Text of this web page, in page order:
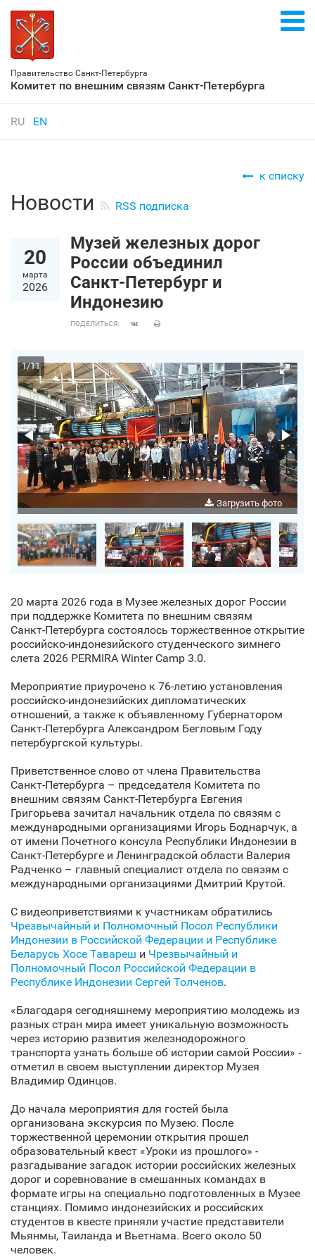
Правительство Санкт‑Петербурга
Комитет по внешним связям Санкт‑Петербурга
RU EN
к списку
Новости RSS подписка
20
марта
2026
Музей железных дорог
России объединил
Санкт‑Петербург и
Индонезию
ПОДЕЛИТЬСЯ:
Загрузить фото
1/11
20 марта 2026 года в Музее железных дорог России
при поддержке Комитета по внешним связям
Санкт‑Петербурга состоялось торжественное открытие
российско-индонезийского студенческого зимнего
слета 2026 PERMIRA Winter Camp 3.0.
Мероприятие приурочено к 76-летию установления
российско-индонезийских дипломатических
отношений, а также к объявленному Губернатором
Санкт‑Петербурга Александром Бегловым Году
петербургской культуры.
Приветственное слово от члена Правительства
Санкт‑Петербурга – председателя Комитета по
внешним связям Санкт‑Петербурга Евгения
Григорьева зачитал начальник отдела по связям с
международными организациями Игорь Боднарчук, а
от имени Почетного консула Республики Индонезии в
Санкт‑Петербурге и Ленинградской области Валерия
Радченко – главный специалист отдела по связям с
международными организациями Дмитрий Крутой.
С видеоприветствиями к участникам обратились
Чрезвычайный и Полномочный Посол Республики
Индонезии в Российской Федерации и Республике
Беларусь Хосе Тавареш и Чрезвычайный и
Полномочный Посол Российской Федерации в
Республике Индонезии Сергей Толченов.
«Благодаря сегодняшнему мероприятию молодежь из
разных стран мира имеет уникальную возможность
через историю развития железнодорожного
транспорта узнать больше об истории самой России» -
отметил в своем выступлении директор Музея
Владимир Одинцов.
До начала мероприятия для гостей была
организована экскурсия по Музею. После
торжественной церемонии открытия прошел
образовательный квест «Уроки из прошлого» -
разгадывание загадок истории российских железных
дорог и соревнование в смешанных командах в
формате игры на специально подготовленных в Музее
станциях. Помимо индонезийских и российских
студентов в квесте приняли участие представители
Мьянмы, Таиланда и Вьетнама. Всего около 50
человек.